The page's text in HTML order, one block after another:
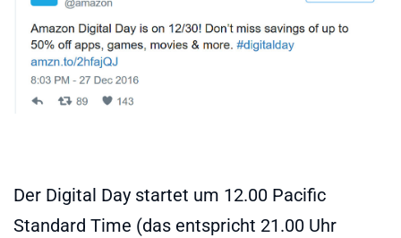
Der Digital Day startet um 12.00 Pacific
Standard Time (das entspricht 21.00 Uhr